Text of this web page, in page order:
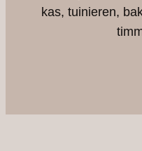
kas, tuinieren,